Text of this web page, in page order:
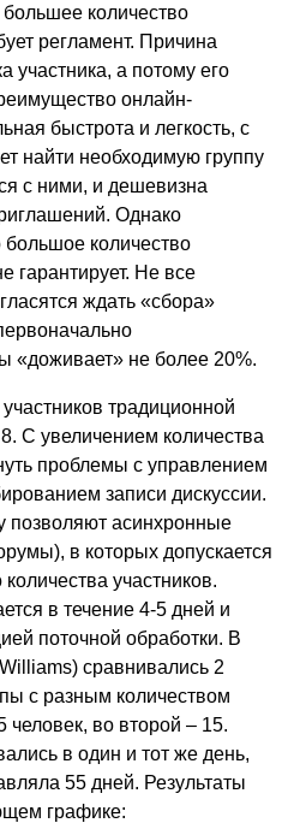
количество
регламент. Причина
участника, а потому его
онлайн-
быстрота и легкость, с
найти необходимую группу
с ними, и дешевизна
Однако
количество
гарантирует. Не все
ждать «сбора»
«доживает» не более 20%.
традиционной
С увеличением количества
проблемы с управлением
записи дискуссии.
позволяют асинхронные
в которых допускается
участников.
в течение 4-5 дней и
поточной обработки. В
сравнивались 2
с разным количеством
человек, во второй – 15.
в один и тот же день,
55 дней. Результаты
графике: